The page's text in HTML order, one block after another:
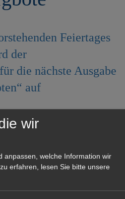
Feiertages
der
die nächste Ausgabe
auf
2011, 10 Uhr,
3. November 2011,
wir
anpassen, welche Information wir
erfahren, lesen Sie bitte unsere